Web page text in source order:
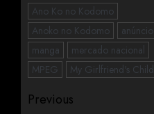
Ano Ko no Kodomo
Anoko no Kodomo
anúncio
manga
mercado nacional
MPEG
My Girlfriend's Child
Previous